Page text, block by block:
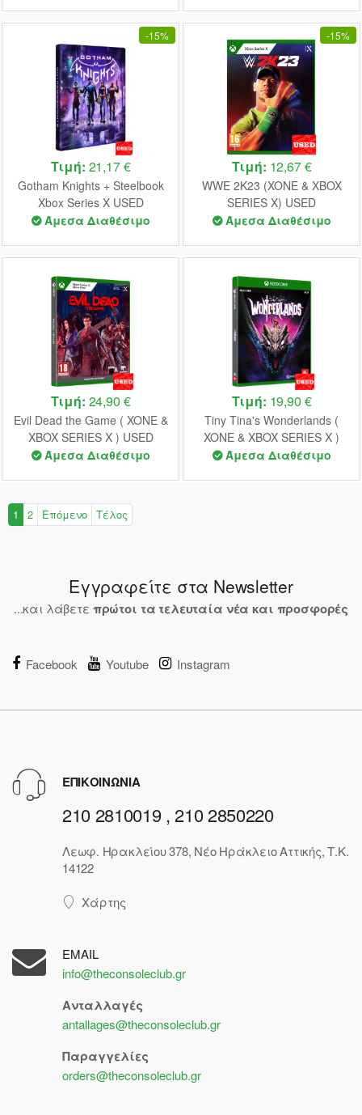
-15%
Τιμή: 21,17 €
Gotham Knights + Steelbook
Xbox Series X USED
Άμεσα Διαθέσιμο
-15%
Τιμή: 12,67 €
WWE 2K23 (XONE & XBOX
SERIES X) USED
Άμεσα Διαθέσιμο
Τιμή: 24,90 €
Evil Dead the Game ( XONE &
XBOX SERIES X ) USED
Άμεσα Διαθέσιμο
Τιμή: 19,90 €
Tiny Tina's Wonderlands (
XONE & XBOX SERIES X )
USED
Άμεσα Διαθέσιμο
1 2 Επόμενο Τέλος
Εγγραφείτε στα Newsletter
...και λάβετε πρώτοι τα τελευταία νέα και προσφορές
Facebook Youtube Instagram
ΕΠΙΚΟΙΝΩΝΙΑ
210 2810019 , 210 2850220
Λεωφ. Ηρακλείου 378, Νέο Ηράκλειο Αττικής, Τ.Κ.
14122
Χάρτης
EMAIL
info@theconsoleclub.gr
Ανταλλαγές
antallages@theconsoleclub.gr
Παραγγελίες
orders@theconsoleclub.gr